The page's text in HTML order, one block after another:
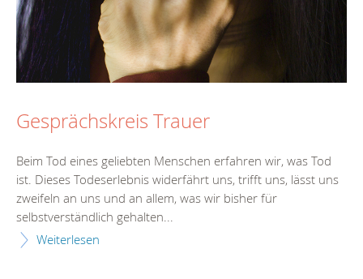
Gesprächskreis Trauer
Beim Tod eines geliebten Menschen erfahren wir, was Tod
ist. Dieses Todeserlebnis widerfährt uns, trifft uns, lässt uns
zweifeln an uns und an allem, was wir bisher für
selbstverständlich gehalten...
Weiterlesen